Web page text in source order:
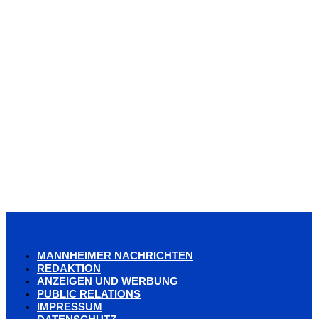
MANNHEIMER NACHRICHTEN
REDAKTION
ANZEIGEN UND WERBUNG
PUBLIC RELATIONS
IMPRESSUM